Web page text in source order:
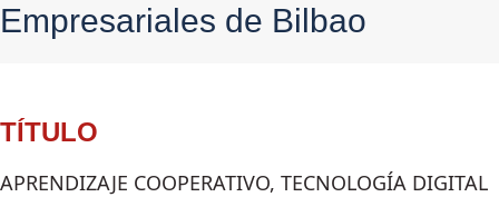
Empresariales de Bilbao
TÍTULO
APRENDIZAJE COOPERATIVO, TECNOLOGÍA DIGITAL